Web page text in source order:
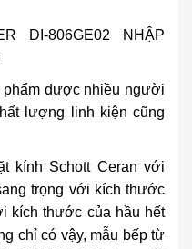
DI-806GE02 NHẬP
phẩm được nhiều người
lượng linh kiện cũng
kính Schott Ceran với
trọng với kích thước
kích thước của hầu hết
chỉ có vậy, mẫu bếp từ